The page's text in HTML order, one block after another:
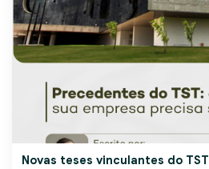
Novas teses vinculantes do TST